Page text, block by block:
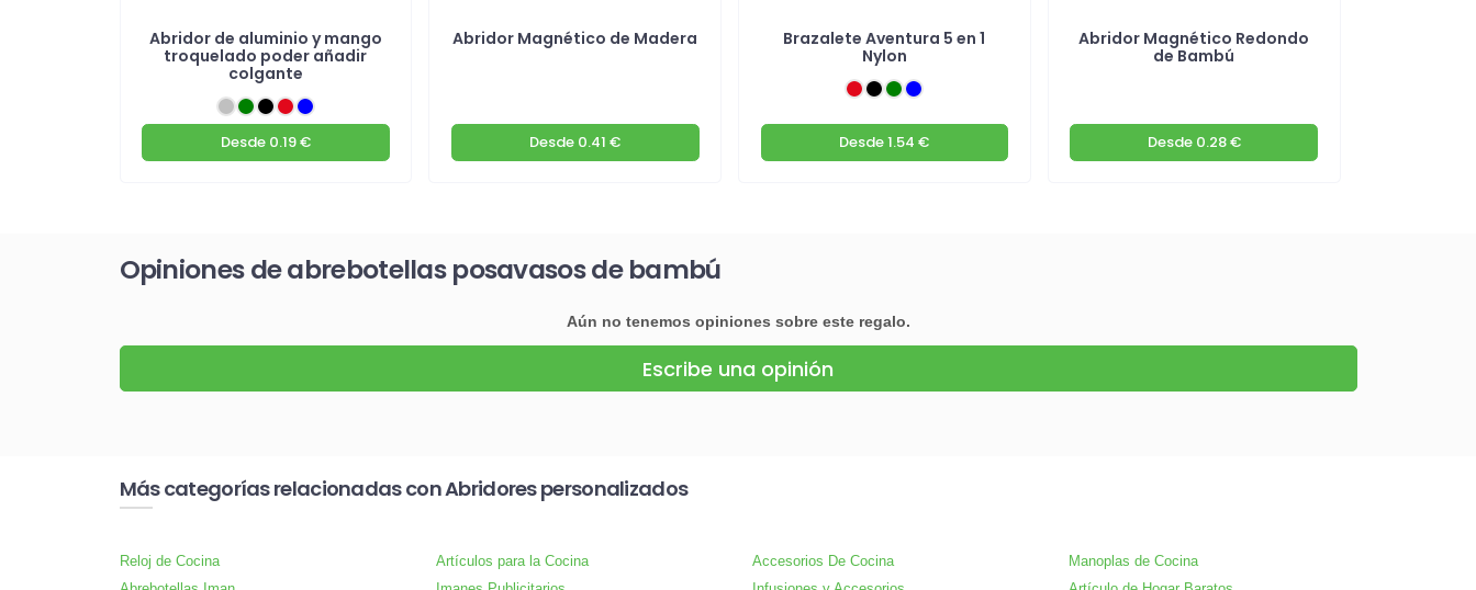
Abridor de aluminio y mango
troquelado poder añadir
colgante
Desde0.19 €
Abridor Magnético de Madera
Desde 0.41 €
Brazalete Aventura 5 en 1
Nylon
Desde1.54 €
Abridor Magnético Redondo
de Bambú
Desde0.28 €
Opiniones de abrebotellas posavasos de bambú
Aún no tenemos opiniones sobre este regalo.
Escribe una opinión
Más categorías relacionadas con Abridores personalizados
Reloj de Cocina Artículos para la Cocina Accesorios De Cocina
Manoplas de Cocina